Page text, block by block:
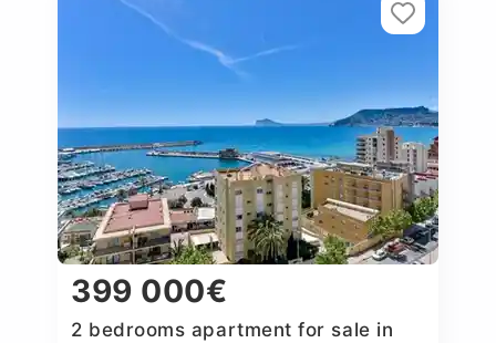
399 000€
2 bedrooms apartment for sale in